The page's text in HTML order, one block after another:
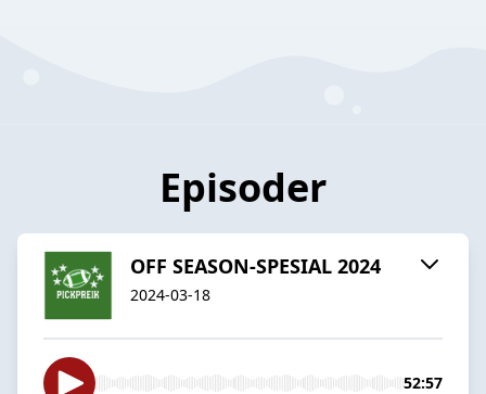
Episoder
OFF SEASON-SPESIAL 2024
2024-03-18
52:57